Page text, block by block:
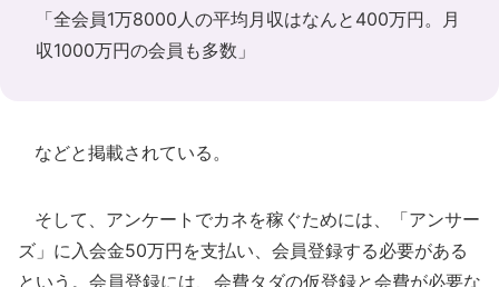
「全会員1万8000人の平均月収はなんと400万円。月
収1000万円の会員も多数」
などと掲載されている。
そして、アンケートでカネを稼ぐためには、「アンサー
ズ」に入会金50万円を支払い、会員登録する必要がある
という。会員登録には、会費タダの仮登録と会費が必要な